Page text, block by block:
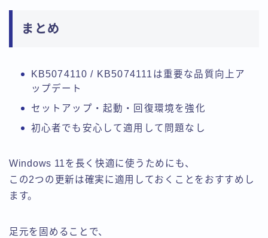
まとめ
KB5074110 / KB5074111は重要な品質向上ア
ップデート
セットアップ・起動・回復環境を強化
初心者でも安心して適用して問題なし
Windows 11を長く快適に使うためにも、
この2つの更新は確実に適用しておくことをおすすめし
ます。
足元を固めることで、